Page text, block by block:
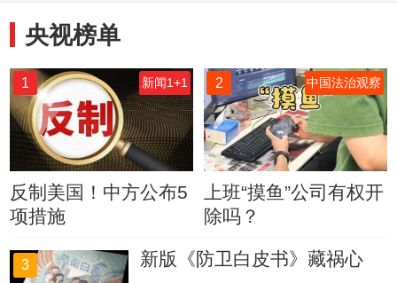
央视榜单
1 新闻1+1
反制美国！中方公布5
项措施
2 中国法治观察
上班“摸鱼”公司有权开
除吗？
3 新版《防卫白皮书》藏祸心